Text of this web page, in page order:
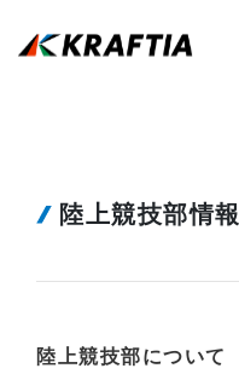
陸上競技部情報
陸上競技部について